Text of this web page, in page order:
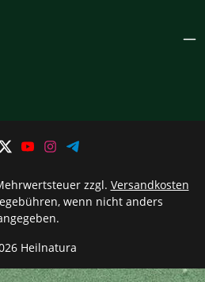
Heilnatura
zzgl. Versandkosten
wenn nicht anders